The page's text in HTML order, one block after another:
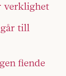
verklighet
till
fiende